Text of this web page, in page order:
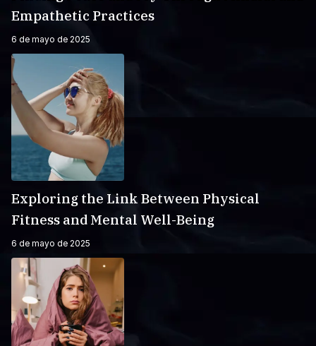
Empathetic Practices
6 de mayo de 2025
Exploring the Link Between Physical
Fitness and Mental Well-Being
6 de mayo de 2025